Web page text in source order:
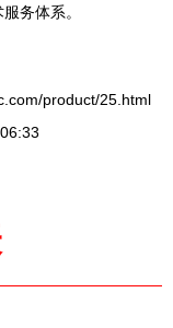
务体系。
product/25.html